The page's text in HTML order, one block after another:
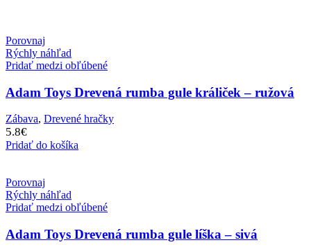
Porovnaj
Rýchly náhľad
Pridať medzi obľúbené
Adam Toys Drevená rumba gule králiček – ružová
Zábava, Drevené hračky
5.8€
Pridať do košíka
Porovnaj
Rýchly náhľad
Pridať medzi obľúbené
Adam Toys Drevená rumba gule líška – sivá